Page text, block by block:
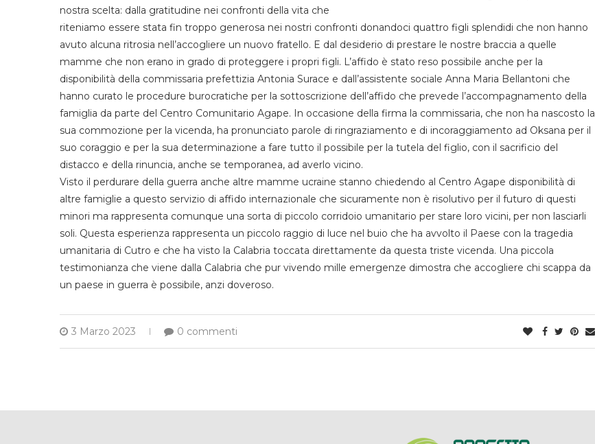
nostra scelta: dalla gratitudine nei confronti della vita che
riteniamo essere stata fin troppo generosa nei nostri confronti donandoci quattro figli splendidi che non hanno
avuto alcuna ritrosia nell’accogliere un nuovo fratello. E dal desiderio di prestare le nostre braccia a quelle
mamme che non erano in grado di proteggere i propri figli. L’affido è stato reso possibile anche per la
disponibilità della commissaria prefettizia Antonia Surace e dall’assistente sociale Anna Maria Bellantoni che
hanno curato le procedure burocratiche per la sottoscrizione dell’affido che prevede l’accompagnamento della
famiglia da parte del Centro Comunitario Agape. In occasione della firma la commissaria, che non ha nascosto la
sua commozione per la vicenda, ha pronunciato parole di ringraziamento e di incoraggiamento ad Oksana per il
suo coraggio e per la sua determinazione a fare tutto il possibile per la tutela del figlio, con il sacrificio del
distacco e della rinuncia, anche se temporanea, ad averlo vicino.
Visto il perdurare della guerra anche altre mamme ucraine stanno chiedendo al Centro Agape disponibilità di
altre famiglie a questo servizio di affido internazionale che sicuramente non è risolutivo per il futuro di questi
minori ma rappresenta comunque una sorta di piccolo corridoio umanitario per stare loro vicini, per non lasciarli
soli. Questa esperienza rappresenta un piccolo raggio di luce nel buio che ha avvolto il Paese con la tragedia
umanitaria di Cutro e che ha visto la Calabria toccata direttamente da questa triste vicenda. Una piccola
testimonianza che viene dalla Calabria che pur vivendo mille emergenze dimostra che accogliere chi scappa da
un paese in guerra è possibile, anzi doveroso.
3 Marzo 2023 0 commenti